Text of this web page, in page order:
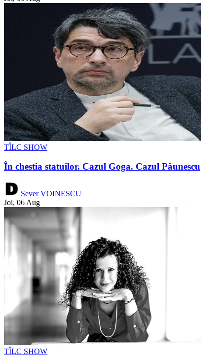
TÎLC SHOW
În chestia statuilor. Cazul Goga. Cazul Păunescu
Sever VOINESCU
Joi, 06 Aug
TÎLC SHOW